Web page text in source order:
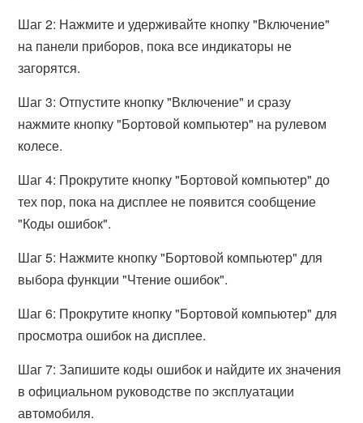
Шаг 2: Нажмите и удерживайте кнопку "Включение"
на панели приборов, пока все индикаторы не
загорятся.
Шаг 3: Отпустите кнопку "Включение" и сразу
нажмите кнопку "Бортовой компьютер" на рулевом
колесе.
Шаг 4: Прокрутите кнопку "Бортовой компьютер" до
тех пор, пока на дисплее не появится сообщение
"Коды ошибок".
Шаг 5: Нажмите кнопку "Бортовой компьютер" для
выбора функции "Чтение ошибок".
Шаг 6: Прокрутите кнопку "Бортовой компьютер" для
просмотра ошибок на дисплее.
Шаг 7: Запишите коды ошибок и найдите их значения
в официальном руководстве по эксплуатации
автомобиля.